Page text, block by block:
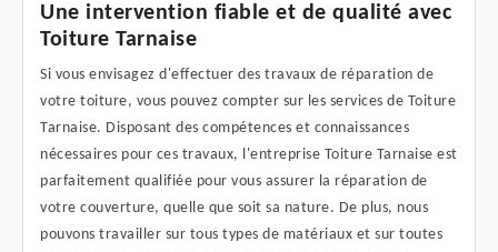
Une intervention fiable et de qualité avec
Toiture Tarnaise
Si vous envisagez d'effectuer des travaux de réparation de
votre toiture, vous pouvez compter sur les services de Toiture
Tarnaise. Disposant des compétences et connaissances
nécessaires pour ces travaux, l'entreprise Toiture Tarnaise est
parfaitement qualifiée pour vous assurer la réparation de
votre couverture, quelle que soit sa nature. De plus, nous
pouvons travailler sur tous types de matériaux et sur toutes